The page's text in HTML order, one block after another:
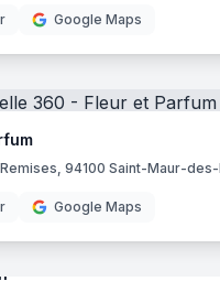
Google Maps
94100 Saint-Maur-
Google Maps